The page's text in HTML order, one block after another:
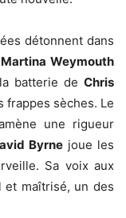
détonnent dans
Martina Weymouth
batterie de Chris
frappes sèches. Le
une rigueur
Byrne joue les
Sa voix aux
et maîtrisé, un des